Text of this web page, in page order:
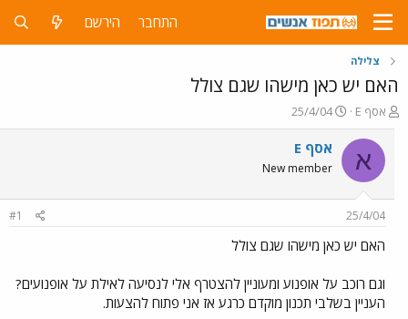
התחבר הירשם
צלילה
האם יש כאן מישהו שגם צולל
פ
ו
ת
ח
ה
ש
א
אסף E
פ
ו
ר
ם
ר
25/4/04
א אסף E
New member
25/4/04
#1
האם יש כאן מישהו שגם צולל
וגם רוכב על אופנוע ומעוניין להצטרף אלי לנסיעה לאילת על אופנועים?
העניין בשלבי תכנון מוקדם כרגע אז אני פתוח להצעות.